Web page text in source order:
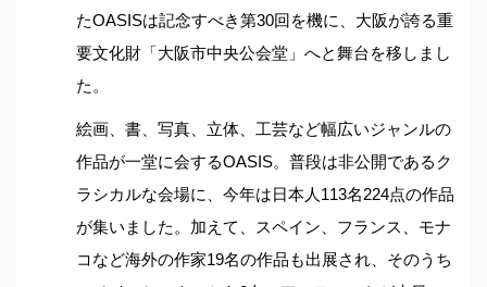
たOASISは記念すべき第30回を機に、大阪が誇る重
要文化財「大阪市中央公会堂」へと舞台を移しまし
た。
絵画、書、写真、立体、工芸など幅広いジャンルの
作品が一堂に会するOASIS。普段は非公開であるク
ラシカルな会場に、今年は日本人113名224点の作品
が集いました。 加えて、スペイン、フランス、モナ
コなど海外の作家19名の作品も出展され、そのうち